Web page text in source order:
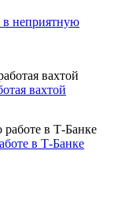
в неприятную
вахтой
в Т-Банке